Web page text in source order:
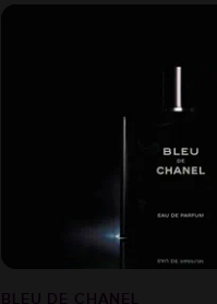
BLEU DE CHANEL